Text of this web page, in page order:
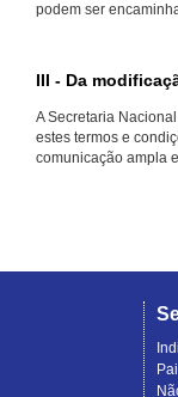
podem ser
III - Da
A Secretaria
estes termos e
comunicação ampla